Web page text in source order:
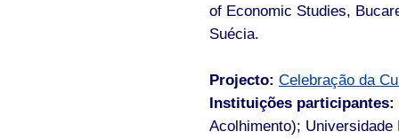
of Economic Studies,
Suécia.
Projecto: Celebração da
Instituições participantes:
Acolhimento);